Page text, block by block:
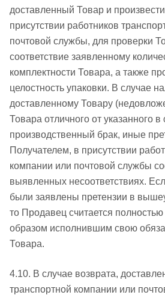
доставленный Товар и
присутствии работников
почтовой службы, для проверки
соответствие заявленному
комплектности Товара, а также
целостность упаковки. В случае
доставленному Товару
Товара отличного от указанного
производственный брак, иные
Получателем, в присутствии
компании или почтовой службы
выявленных несоответствиях.
были заявлены претензии в
то Продавец считается
образом исполнившим свою
Товара.
4.10. В случае возврата,
транспортной компании или